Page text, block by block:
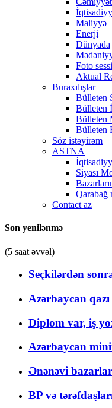
Maliyyə
Enerji
Dünyada
Foto
Aktual
Buraxılışlar
Bülleten
Bülleten
Bülleten
Bülleten
Söz istəyirəm
ASTNA
Siyası
Qarabağ
Contact az
Son yenilənmə
(5 saat əvvəl)
Seçkilərdən
Azərbaycan
Diplom var, iş
Azərbaycan
Ənənəvi
BP və